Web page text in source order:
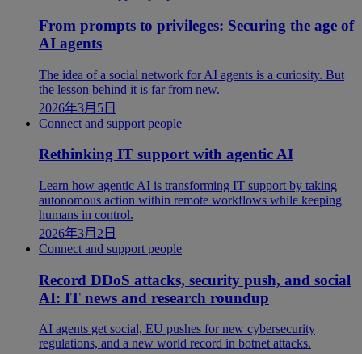
From prompts to privileges: Securing the age of
AI agents
The idea of a social network for AI agents is a curiosity. But
the lesson behind it is far from new.
2026年3月5日
Connect and support people
Rethinking IT support with agentic AI
Learn how agentic AI is transforming IT support by taking
autonomous action within remote workflows while keeping
humans in control.
2026年3月2日
Connect and support people
Record DDoS attacks, security push, and social
AI: IT news and research roundup
AI agents get social, EU pushes for new cybersecurity
regulations, and a new world record in botnet attacks.